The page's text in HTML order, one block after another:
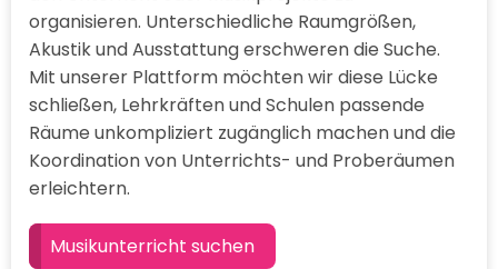
organisieren. Unterschiedliche Raumgrößen,
Akustik und Ausstattung erschweren die Suche.
Mit unserer Plattform möchten wir diese Lücke
schließen, Lehrkräften und Schulen passende
Räume unkompliziert zugänglich machen und die
Koordination von Unterrichts- und Proberäumen
erleichtern.
Musikunterricht suchen